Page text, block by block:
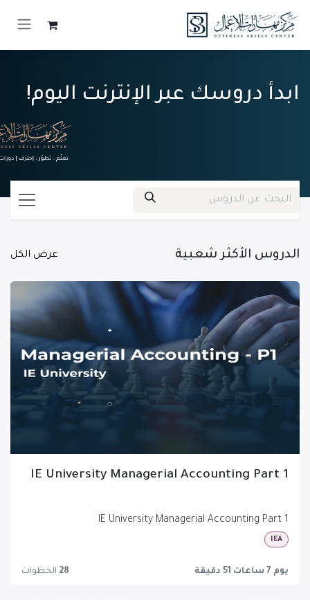
ابدأ دروسك عبر الإنترنت اليوم!
عرض الكل الدروس الأكثر شعبية
IE University Managerial Accounting Part 1
IE University Managerial Accounting Part 1
IEA
يوم 7 ساعات 51 دقيقة 28 الخطوات